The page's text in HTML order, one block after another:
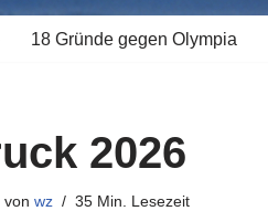
18 Gründe gegen Olympia
2026
von wz 35 Min. Lesezeit